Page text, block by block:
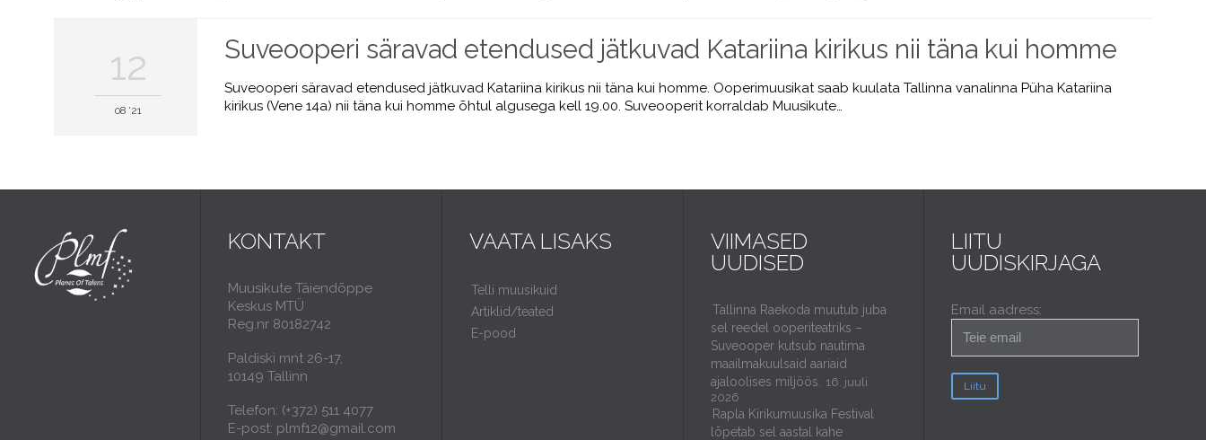
12
08 '21
Suveooperi säravad etendused jätkuvad Katariina kirikus nii täna kui homme
Suveooperi säravad etendused jätkuvad Katariina kirikus nii täna kui homme. Ooperimuusikat saab kuulata Tallinna vanalinna Püha Katariina
kirikus (Vene 14a) nii täna kui homme õhtul algusega kell 19.00. Suveooperit korraldab Muusikute…
KONTAKT
Muusikute Täiendõppe
Keskus MTÜ
Reg.nr 80182742
Paldiski mnt 26-17,
10149 Tallinn
Telefon: (+372) 511 4077
E-post: plmf12@gmail.com
VAATA LISAKS
Telli muusikuid
Artiklid/teated
E-pood
VIIMASED
UUDISED
Tallinna Raekoda muutub juba
sel reedel ooperiteatriks –
Suveooper kutsub nautima
maailmakuulsaid aariaid
ajaloolises miljöös.
16. juuli
2026
Rapla Kirikumuusika Festival
lõpetab sel aastal kahe
LIITU
UUDISKIRJAGA
Email aadress: